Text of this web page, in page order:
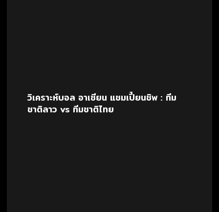
วิเคราะห์บอล อาเซียน แชมเปี้ยนชิพ : ทีม
ชาติลาว vs ทีมชาติไทย